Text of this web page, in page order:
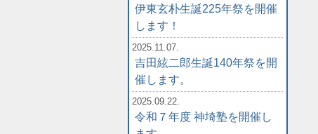
伊東玄朴生誕225年祭を開催
します！
2025.11.07.
吉田絃二郎生誕140年祭を開
催します。
2025.09.22.
令和７年度 神埼塾を開催し